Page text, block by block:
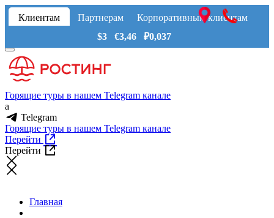
Клиентам Партнерам
Корпоративным клиентам
$3 €3,46 ₽0,037
Горящие туры в нашем Telegram канале
a
Telegram
Горящие туры в нашем Telegram канале
Перейти
Перейти
Главная